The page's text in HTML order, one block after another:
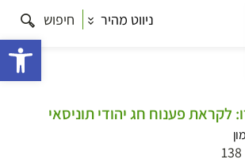
ניווט מהיר חיפוש
לקראת פענוח חג יהודי תוניסאי